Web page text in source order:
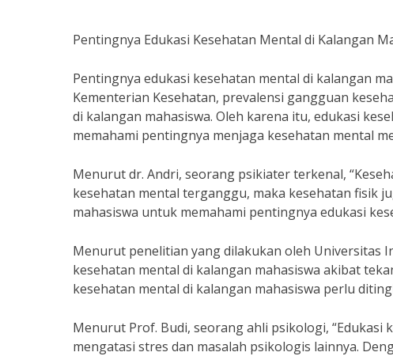
Pentingnya Edukasi Kesehatan Mental di Kalangan
Pentingnya edukasi kesehatan mental di kalangan
Kementerian Kesehatan, prevalensi gangguan
di kalangan mahasiswa. Oleh karena itu, edukasi
memahami pentingnya menjaga kesehatan mental
Menurut dr. Andri, seorang psikiater terkenal,
kesehatan mental terganggu, maka kesehatan fisik
mahasiswa untuk memahami pentingnya edukasi
Menurut penelitian yang dilakukan oleh Universitas
kesehatan mental di kalangan mahasiswa akibat
kesehatan mental di kalangan mahasiswa perlu
Menurut Prof. Budi, seorang ahli psikologi, “Edukasi
mengatasi stres dan masalah psikologis lainnya.